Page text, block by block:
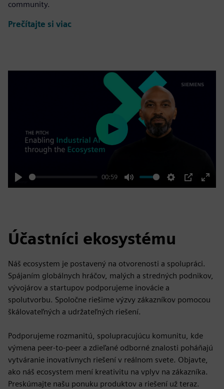
community.
Prečítajte si viac
Play
00:59
Mute Settings
PIP
Enter
Play
Účastníci ekosystému
Náš ecosystem je postavený na otvorenosti a spolupráci.
Spájaním globálnych hráčov, malých a stredných podnikov,
vývojárov a startupov podporujeme inovácie a
spolutvorbu. Spoločne riešime výzvy zákazníkov pomocou
škálovateľných a udržateľných riešení.
Podporujeme rozmanitú, spolupracujúcu komunitu, kde
výmena peer-to-peer a zdieľané odborné znalosti poháňajú
vytváranie inovatívnych riešení v reálnom svete. Objavte,
ako náš ecosystem mení kreativitu na vplyv na zákazníka.
Preskúmajte našu ponuku produktov a riešení už teraz.